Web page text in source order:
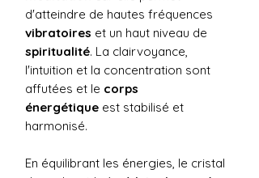
d'atteindre de hautes fréquences
vibratoires et un haut niveau de
spiritualité. La clairvoyance,
l'intuition et la concentration sont
affutées et le corps
énergétique est stabilisé et
harmonisé.
En équilibrant les énergies, le cristal